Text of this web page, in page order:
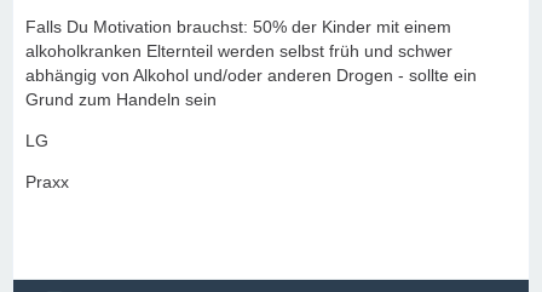
Falls Du Motivation brauchst: 50% der Kinder mit einem
alkoholkranken Elternteil werden selbst früh und schwer
abhängig von Alkohol und/oder anderen Drogen - sollte ein
Grund zum Handeln sein
LG
Praxx